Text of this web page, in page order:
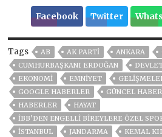
Facebook Twitter
Tags AB AK PARTİ ANKARA
CUMHURBAŞKANI ERDOĞAN
EKONOMİ
EMNİYET
GOOGLE HABERLER
GÜNCEL HABER
HABERLER
HAYAT
İBB’DEN ENGELLİ BİREYLERE ÖZEL
ISTANBUL
JANDARMA
KEMAL